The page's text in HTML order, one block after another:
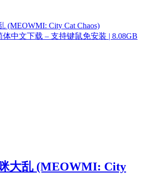
大乱 (MEOWMI: City